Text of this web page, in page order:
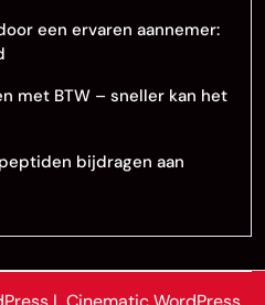
een ervaren aannemer:
met BTW – sneller kan het
bijdragen aan